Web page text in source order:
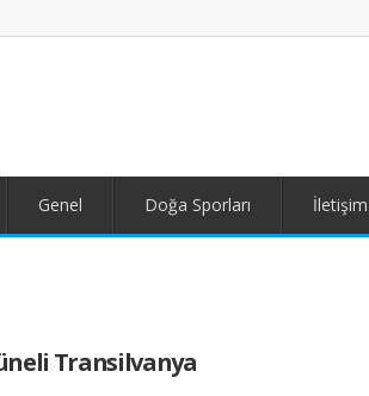
Genel Doğa Sporları İletişim
Transilvanya